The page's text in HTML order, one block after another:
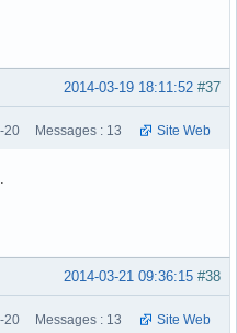
#37
2014-03-19 18:11:52
20 Messages : 13 Site Web
#38
2014-03-21 09:36:15
20 Messages : 13 Site Web